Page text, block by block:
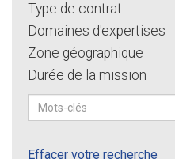
Type de contrat
Domaines d'expertises
Zone géographique
Durée de la mission
Effacer votre recherche